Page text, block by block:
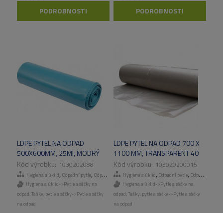
PODROBNOSTI PODROBNOSTI
LDPE PYTEL NA ODPAD
500X600MM, 25MI, MODRÝ
50KS/ROLE, 10ROL/KART
1030202088
Hygiena a úklid, Odpadní pytle, Odpadní pytle ,Tašky, pytle a sáčky
Hygiena a úklid->Pytle a sáčky na
odpad, Tašky, pytle a sáčky->Pytle a sáčky
na odpad
LDPE PYTEL NA ODPAD 700 X
1100 MM, TRANSPARENT 40
MI, 25 KS / ROLE, 10 RL
KARTON NESTLÉ
103020200015
Hygiena a úklid, Odpadní pytle, Odpadní pytle
Hygiena a úklid->Pytle a sáčky na
odpad, Tašky, pytle a sáčky->Pytle a sáčky
na odpad